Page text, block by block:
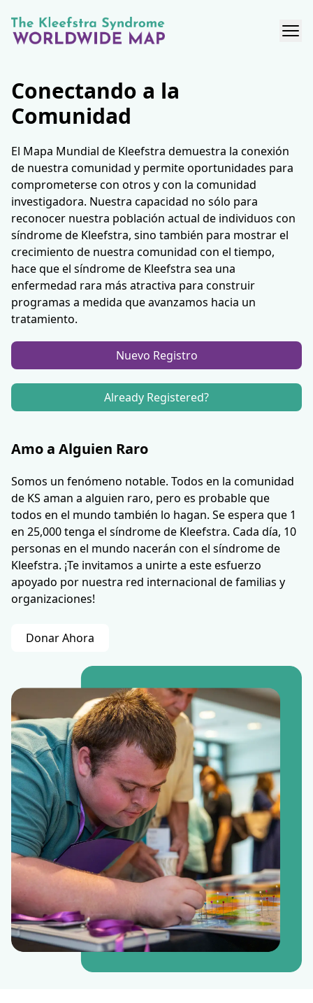
Conectando a la
Comunidad
El Mapa Mundial de Kleefstra demuestra la conexión
de nuestra comunidad y permite oportunidades para
comprometerse con otros y con la comunidad
investigadora. Nuestra capacidad no sólo para
reconocer nuestra población actual de individuos con
síndrome de Kleefstra, sino también para mostrar el
crecimiento de nuestra comunidad con el tiempo,
hace que el síndrome de Kleefstra sea una
enfermedad rara más atractiva para construir
programas a medida que avanzamos hacia un
tratamiento.
Nuevo Registro
Already Registered?
Amo a Alguien Raro
Somos un fenómeno notable. Todos en la comunidad
de KS aman a alguien raro, pero es probable que
todos en el mundo también lo hagan. Se espera que 1
en 25,000 tenga el síndrome de Kleefstra. Cada día, 10
personas en el mundo nacerán con el síndrome de
Kleefstra. ¡Te invitamos a unirte a este esfuerzo
apoyado por nuestra red internacional de familias y
organizaciones!
Donar Ahora